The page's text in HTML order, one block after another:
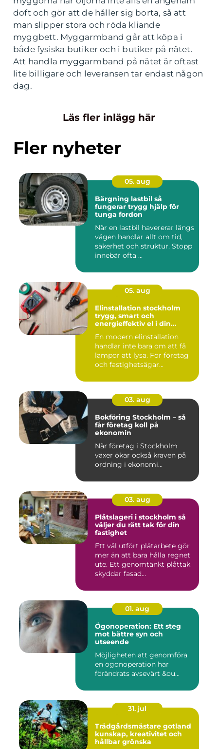
doft och gör att de håller sig borta, så att
man slipper stora och röda kliande
myggbett. Myggarmband går att köpa i
både fysiska butiker och i butiker på nätet.
Att handla myggarmband på nätet är oftast
lite billigare och leveransen tar endast någon
dag.
Läs fler inlägg här
Fler nyheter
05. aug
Bärgning lastbil så
fungerar trygg hjälp för
tunga fordon
När en lastbil havererar längs
vägen handlar allt om tid,
säkerhet och struktur. Stopp
innebär ofta ...
05. aug
Elinstallation stockholm
trygg, smart och
energieffektiv el i din
En modern elinstallation
handlar inte bara om att få
lampor att lysa. För företag
och fastighetsägar...
03. aug
Bokföring Stockholm – så
får företag koll på
ekonomin
När företag i Stockholm
växer ökar också kraven på
ordning i ekonomi...
03. aug
Plåtslageri i stockholm så
väljer du rätt tak för din
fastighet
Ett väl utfört plåtarbete gör
mer än att bara hålla regnet
ute. Ett genomtänkt plåttak
skyddar fasad...
01. aug
Ögonoperation: Ett steg
mot bättre syn och
utseende
Möjligheten att genomföra
en ögonoperation har
förändrats avsevärt &ou...
31. jul
Trädgårdsmästare gotland
kunskap, kreativitet och
hållbar grönska